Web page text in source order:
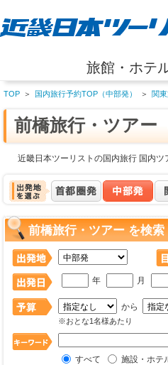
旅館・ホテ
TOP ＞ 国内旅行予約TOP（中部発） ＞ 関
前橋旅行・ツアー
近畿日本ツーリストの国内旅行 国内
前橋旅行・ツアー を検索
年 月
から
※おとな1名様あたり
すべて 施設・ホテ